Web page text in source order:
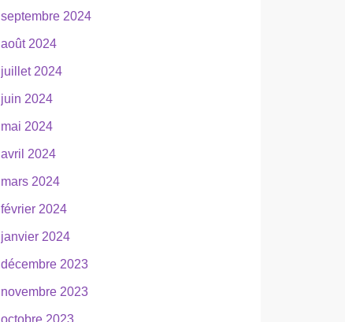
septembre 2024
août 2024
juillet 2024
juin 2024
mai 2024
avril 2024
mars 2024
février 2024
janvier 2024
décembre 2023
novembre 2023